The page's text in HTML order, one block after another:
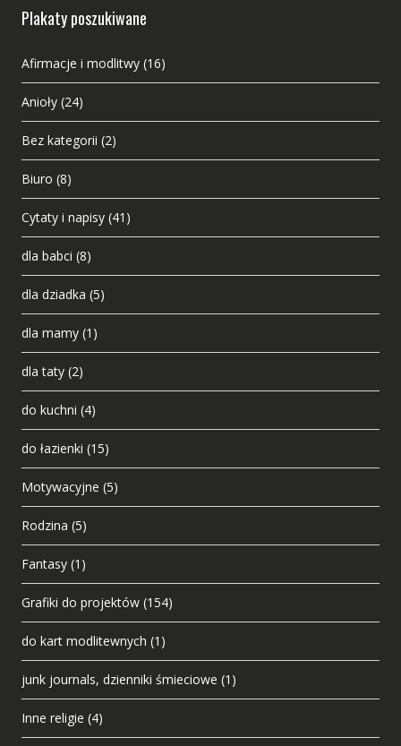
Plakaty poszukiwane
Afirmacje i modlitwy (16)
Anioły (24)
Bez kategorii (2)
Biuro (8)
Cytaty i napisy (41)
dla babci (8)
dla dziadka (5)
dla mamy (1)
dla taty (2)
do kuchni (4)
do łazienki (15)
Motywacyjne (5)
Rodzina (5)
Fantasy (1)
Grafiki do projektów (154)
do kart modlitewnych (1)
junk journals, dzienniki śmieciowe (1)
Inne religie (4)